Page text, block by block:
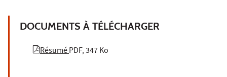
DOCUMENTS À TÉLÉCHARGER
RésuméPDF, 347 Ko